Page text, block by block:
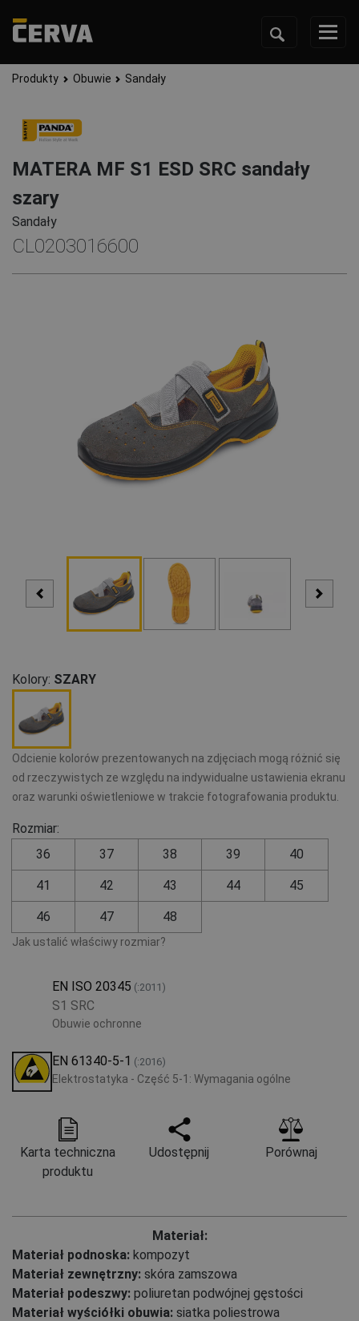
Produkty Obuwie Sandały
MATERA MF S1 ESD SRC sandały
szary
Sandały
CL0203016600
Kolory: SZARY
Odcienie kolorów prezentowanych na zdjęciach mogą różnić się
od rzeczywistych ze względu na indywidualne ustawienia ekranu
oraz warunki oświetleniowe w trakcie fotografowania produktu.
Rozmiar:
36
37 38 39 40
41 42 43 44 45
46 47 48
Jak ustalić właściwy rozmiar?
EN ISO 20345 (:2011)
S1 SRC
Obuwie ochronne
EN 61340-5-1 (:2016)
Elektrostatyka - Część 5-1: Wymagania ogólne
Karta techniczna
produktu
Udostępnij Porównaj
Materiał:
Materiał podnoska: kompozyt
Materiał zewnętrzny: skóra zamszowa
Materiał podeszwy: poliuretan podwójnej gęstości
Materiał wyściółki obuwia: siatka poliestrowa